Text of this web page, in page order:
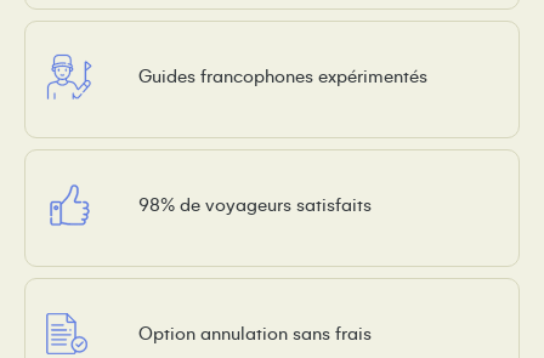
Guides francophones expérimentés
98% de voyageurs satisfaits
Option annulation sans frais